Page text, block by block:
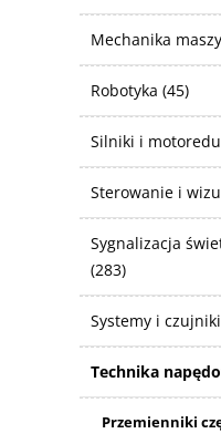
Mechanika
Robotyka (45)
Silniki i
Sterowanie i
Sygnalizacja
(283)
Systemy i
Technika
Przemienniki